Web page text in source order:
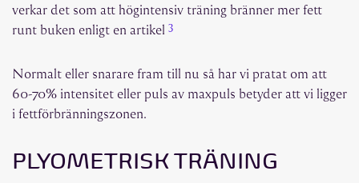
verkar det som att högintensiv träning bränner mer fett
runt buken enligt en artikel 3
Normalt eller snarare fram till nu så har vi pratat om att
60-70% intensitet eller puls av maxpuls betyder att vi ligger
i fettförbränningszonen.
PLYOMETRISK TRÄNING